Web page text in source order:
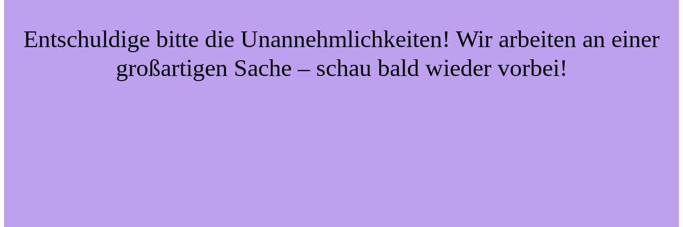
Entschuldige bitte die Unannehmlichkeiten! Wir arbeiten an einer
großartigen Sache – schau bald wieder vorbei!